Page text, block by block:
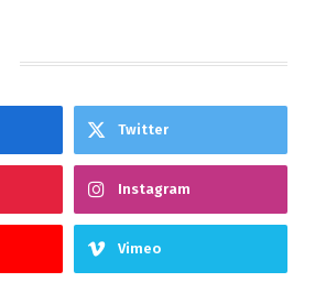
Twitter
Instagram
Vimeo